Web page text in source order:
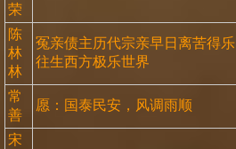
荣
陈
林
林
冤亲债主历代宗亲早日离苦得乐
往生西方极乐世界
常
善
愿：国泰民安，风调雨顺
宋